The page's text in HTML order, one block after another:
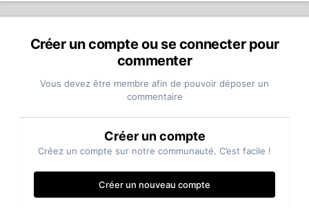
Créer un compte ou se connecter pour
commenter
Vous devez être membre afin de pouvoir déposer un
commentaire
Créer un compte
Créez un compte sur notre communauté. C’est facile !
Créer un nouveau compte